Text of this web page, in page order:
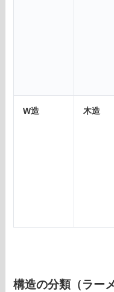
W造 木造
構造の分類（ラー